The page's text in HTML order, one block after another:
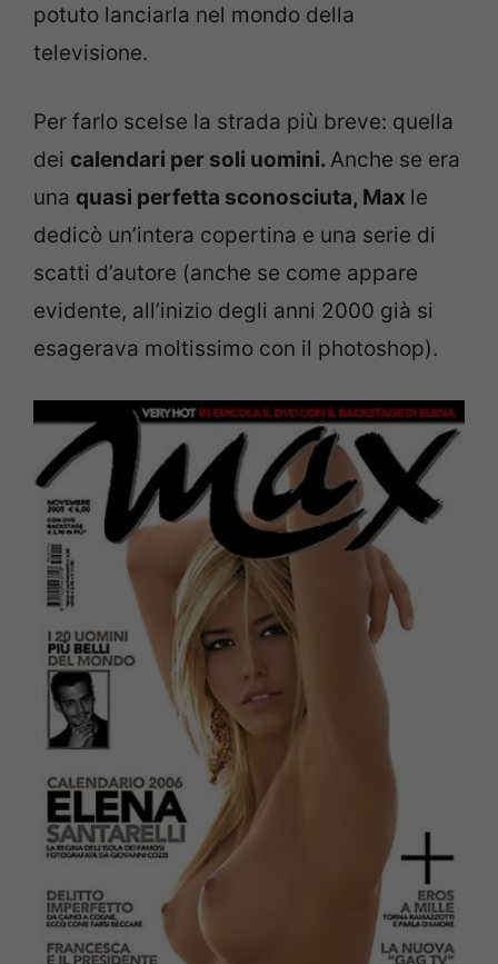
potuto lanciarla nel mondo della
televisione.
Per farlo scelse la strada più breve: quella
dei calendari per soli uomini.Anche se era
una quasi perfetta sconosciuta, Max le
dedicò un’intera copertina e una serie di
scatti d’autore (anche se come appare
evidente, all’inizio degli anni 2000 già si
esagerava moltissimo con il photoshop).